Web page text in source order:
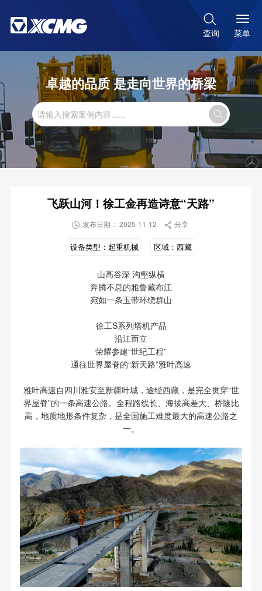

查询 菜单
卓越的品质 是走向世界的桥梁

飞跃山河！徐工金再造诗意“天路”
 发布日期： 2025-11-12  分享
设备类型： 起重机械 区域： 西藏
山高谷深 沟壑纵横
奔腾不息的雅鲁藏布江
宛如一条玉带环绕群山
徐工S系列塔机产品
沿江而立
荣耀参建“世纪工程”
通往世界屋脊的“新天路”雅叶高速
雅叶高速自四川雅安至新疆叶城，途经西藏，是完全贯穿“世
界屋脊”的一条高速公路。全程路线长、海拔高差大、桥隧比
高，地质地形条件复杂，是全国施工难度最大的高速公路之
一。